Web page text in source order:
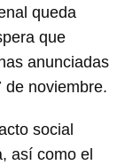
queda
que
anunciadas
de noviembre.
social
así como el